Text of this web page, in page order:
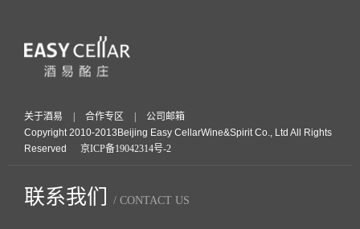
关于酒易 合作专区
公司邮箱
Copyright 2010-2013Beijing Easy CellarWine&Spirit Co., Ltd All Rights
Reserved
京ICP备19042314号-2
联系我们 / CONTACT US